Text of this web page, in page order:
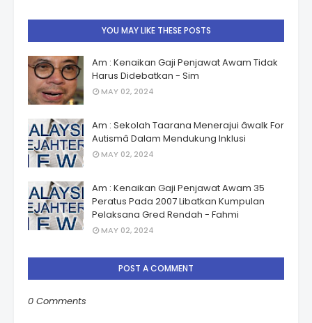
YOU MAY LIKE THESE POSTS
Am : Kenaikan Gaji Penjawat Awam Tidak
Harus Didebatkan - Sim
MAY 02, 2024
Am : Sekolah Taarana Menerajui âwalk For
Autismâ Dalam Mendukung Inklusi
MAY 02, 2024
Am : Kenaikan Gaji Penjawat Awam 35
Peratus Pada 2007 Libatkan Kumpulan
Pelaksana Gred Rendah - Fahmi
MAY 02, 2024
POST A COMMENT
0 Comments